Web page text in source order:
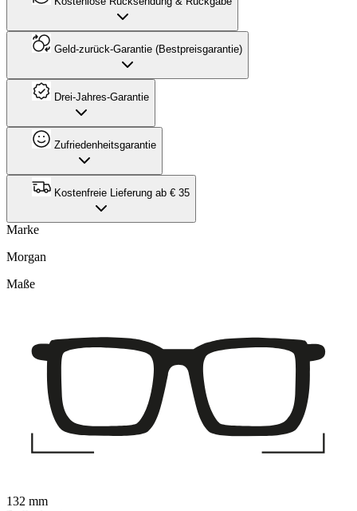
Geld-zurück-Garantie (Bestpreisgarantie)
Drei-Jahres-Garantie
Zufriedenheitsgarantie
Kostenfreie Lieferung ab € 35
Marke
Morgan
Maße
132 mm